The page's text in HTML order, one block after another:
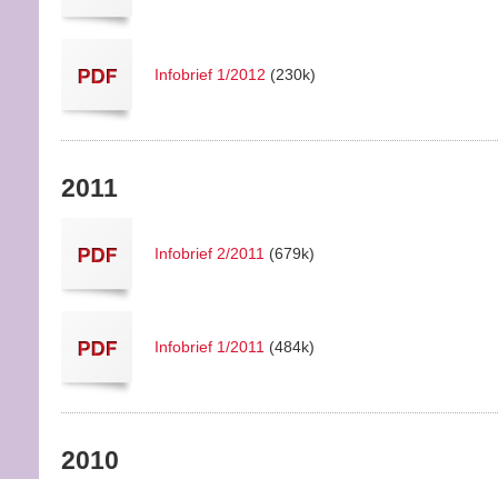
Infobrief 1/2012 (230k)
2011
Infobrief 2/2011 (679k)
Infobrief 1/2011 (484k)
2010